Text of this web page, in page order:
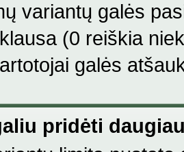
variantų galės
(0 reiškia
galės
pridėti